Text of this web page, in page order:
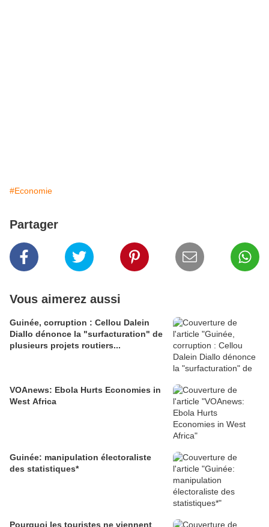
#Economie
Partager
Vous aimerez aussi
Guinée, corruption : Cellou Dalein
Diallo dénonce la "surfacturation" de
plusieurs projets routiers...
VOAnews: Ebola Hurts Economies in
West Africa
Guinée: manipulation électoraliste
des statistiques*
Pourquoi les touristes ne viennent